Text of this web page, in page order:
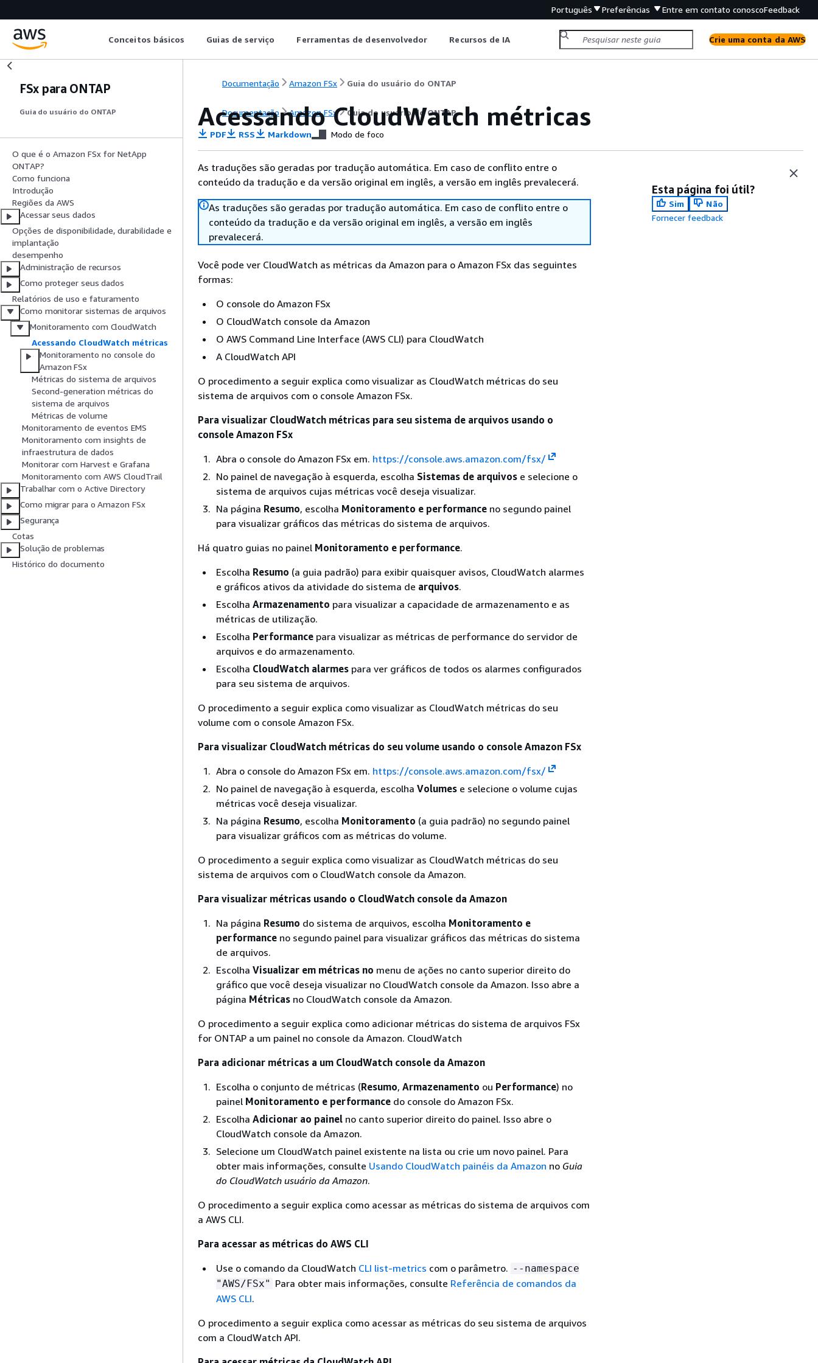
Português Preferências Entre em contato conoscoFeedback
Conceitos básicos Guias de serviço Ferramentas de desenvolvedor Recursos de IA Crie uma conta da AWS
FSx para ONTAP
Guia do usuário do ONTAP
O que é o Amazon FSx for NetApp
ONTAP?
Como funciona
Introdução
Regiões da AWS
Acessar seus dados
Opções de disponibilidade, durabilidade e
implantação
desempenho
Administração de recursos
Como proteger seus dados
Relatórios de uso e faturamento
Como monitorar sistemas de arquivos
Monitoramento com CloudWatch
Acessando CloudWatch métricas
Monitoramento no console do
Amazon FSx
Métricas do sistema de arquivos
Second-generation métricas do
sistema de arquivos
Métricas de volume
Monitoramento de eventos EMS
Monitoramento com insights de
infraestrutura de dados
Monitorar com Harvest e Grafana
Monitoramento com AWS CloudTrail
Trabalhar com o Active Directory
Como migrar para o Amazon FSx
Segurança
Cotas
Solução de problemas
Histórico do documento
Documentação Amazon FSx Guia do usuário do ONTAP
Documentação Amazon FSx Guia do usuário do ONTAP
Acessando CloudWatch métricas
PDF RSS Markdown Modo de foco
As traduções são geradas por tradução automática. Em caso de conflito entre o
conteúdo da tradução e da versão original em inglês, a versão em inglês prevalecerá.
As traduções são geradas por tradução automática. Em caso de conflito entre o
conteúdo da tradução e da versão original em inglês, a versão em inglês
prevalecerá.
Você pode ver CloudWatch as métricas da Amazon para o Amazon FSx das seguintes
formas:
O console do Amazon FSx
O CloudWatch console da Amazon
O AWS Command Line Interface (AWS CLI) para CloudWatch
A CloudWatch API
O procedimento a seguir explica como visualizar as CloudWatch métricas do seu
sistema de arquivos com o console Amazon FSx.
Para visualizar CloudWatch métricas para seu sistema de arquivos usando o
console Amazon FSx
Abra o console do Amazon FSx em. https://console.aws.amazon.com/fsx/
No painel de navegação à esquerda, escolha Sistemas de arquivos e selecione o
sistema de arquivos cujas métricas você deseja visualizar.
Na página Resumo, escolha Monitoramento e performance no segundo painel
para visualizar gráficos das métricas do sistema de arquivos.
Há quatro guias no painel Monitoramento e performance.
Escolha Resumo (a guia padrão) para exibir quaisquer avisos, CloudWatch alarmes
e gráficos ativos da atividade do sistema de arquivos.
Escolha Armazenamento para visualizar a capacidade de armazenamento e as
métricas de utilização.
Escolha Performance para visualizar as métricas de performance do servidor de
arquivos e do armazenamento.
Escolha CloudWatch alarmes para ver gráficos de todos os alarmes configurados
para seu sistema de arquivos.
O procedimento a seguir explica como visualizar as CloudWatch métricas do seu
volume com o console Amazon FSx.
Para visualizar CloudWatch métricas do seu volume usando o console Amazon FSx
Abra o console do Amazon FSx em. https://console.aws.amazon.com/fsx/
No painel de navegação à esquerda, escolha Volumes e selecione o volume cujas
métricas você deseja visualizar.
Na página Resumo, escolha Monitoramento (a guia padrão) no segundo painel
para visualizar gráficos com as métricas do volume.
O procedimento a seguir explica como visualizar as CloudWatch métricas do seu
sistema de arquivos com o CloudWatch console da Amazon.
Para visualizar métricas usando o CloudWatch console da Amazon
Na página Resumo do sistema de arquivos, escolha Monitoramento e
performance no segundo painel para visualizar gráficos das métricas do sistema
de arquivos.
Escolha Visualizar em métricas no menu de ações no canto superior direito do
gráfico que você deseja visualizar no CloudWatch console da Amazon. Isso abre a
página Métricas no CloudWatch console da Amazon.
O procedimento a seguir explica como adicionar métricas do sistema de arquivos FSx
for ONTAP a um painel no console da Amazon. CloudWatch
Para adicionar métricas a um CloudWatch console da Amazon
Escolha o conjunto de métricas (Resumo, Armazenamento ou Performance) no
painel Monitoramento e performance do console do Amazon FSx.
Escolha Adicionar ao painel no canto superior direito do painel. Isso abre o
CloudWatch console da Amazon.
Selecione um CloudWatch painel existente na lista ou crie um novo painel. Para
obter mais informações, consulte Usando CloudWatch painéis da Amazon no Guia
do CloudWatch usuário da Amazon.
O procedimento a seguir explica como acessar as métricas do sistema de arquivos com
a AWS CLI.
Para acessar as métricas do AWS CLI
Use o comando da CloudWatch CLI list-metrics com o parâmetro. --namespace
"AWS/FSx" Para obter mais informações, consulte Referência de comandos da
AWS CLI.
O procedimento a seguir explica como acessar as métricas do seu sistema de arquivos
com a CloudWatch API.
Esta página foi útil?
Sim
Não
Fornecer feedback